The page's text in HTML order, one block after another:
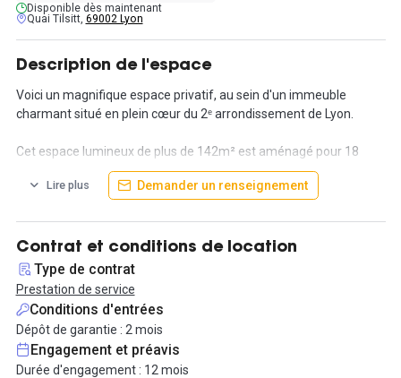
Disponible dès maintenant
Quai Tilsitt, 69002 Lyon
Description de l'espace
Voici un magnifique espace privatif, au sein d'un immeuble
charmant situé en plein cœur du 2ᵉ arrondissement de Lyon.
Cet espace lumineux de plus de 142m² est aménagé pour 18
accès à une cuisine équipée et un espace pour déjeuner. Ensuite,
étant donné qu'il s'agit d'un espace hybride et optimisé, vous
retrouverez plusieurs zones de calls, déclinées en salles de
réunion et phonebox. Il y a également 4 bureaux fermés pour
répartir au mieux vos équipes et instaurer un cadre de travail de
qualité. Le maître-mot de cette solution est la modularité : quel
que soit votre cahier des charges, ces bureaux seront aménagés
sur-mesure, pour répondre à l'ensemble de vos besoins.
Lire plus Demander un renseignement
Contrat et conditions de location
Type de contrat
Prestation de service
Conditions d'entrées
Dépôt de garantie : 2 mois
Engagement et préavis
Durée d'engagement : 12 mois